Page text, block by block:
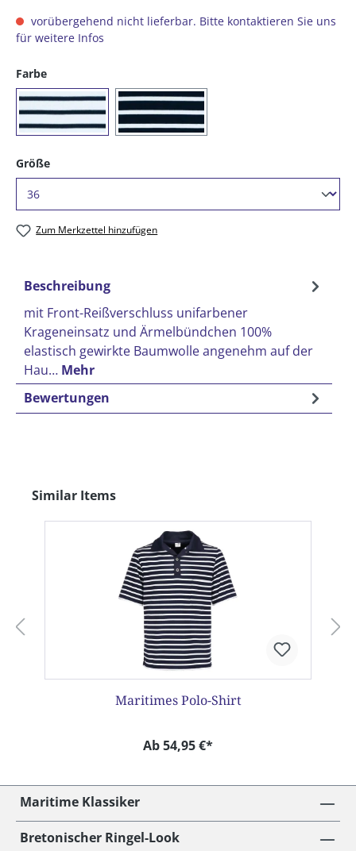
vorübergehend nicht lieferbar. Bitte kontaktieren Sie uns
für weitere Infos
Farbeauswählen
(04) weiß / blau (05) blau / weiß
Größeauswählen
Zum Merkzettel hinzufügen
Beschreibung
mit Front-Reißverschluss unifarbener
Krageneinsatz und Ärmelbündchen 100%
elastisch gewirkte Baumwolle angenehm auf der
Hau… Mehr
Bewertungen
Produktgalerie überspringen
Similar Items
Maritimes Polo-Shirt
Ab 54,95 €*
Maritime Klassiker
Bretonischer Ringel-Look